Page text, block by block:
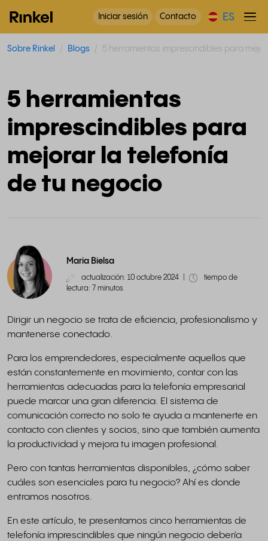
Iniciar sesión Contacto ES
Sobre Rinkel Blogs 5 herramientas imprescindibles para
5 herramientas
imprescindibles para
mejorar la telefonía
de tu negocio
Maria Bielsa
actualización: 10 octubre 2024
tiempo de
lectura: 7 minutos
Dirigir un negocio se trata de eficiencia, profesionalismo y
mantenerse conectado.
Para los emprendedores, especialmente aquellos que
están constantemente en movimiento, contar con las
herramientas adecuadas para la telefonía empresarial
puede marcar una gran diferencia. El sistema de
comunicación correcto no solo te ayuda a mantenerte en
contacto con clientes y socios, sino que también aumenta
la productividad y mejora tu imagen profesional.
Pero con tantas herramientas disponibles, ¿cómo saber
cuáles son esenciales para tu negocio? Ahí es donde
entramos nosotros.
En este artículo, te presentamos cinco herramientas de
telefonía imprescindibles que ningún negocio debería